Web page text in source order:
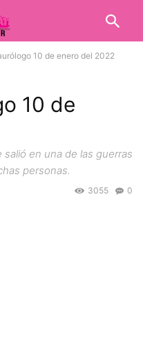
10 de enero del 2022
10 de
en una de las guerras
personas.
0
3055